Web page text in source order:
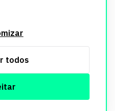
todos
em nosso site são
de aprimoramento de
de Privacidade.
direitos reservados.
mobister